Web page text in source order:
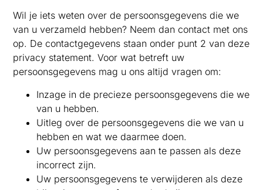
Wil je iets weten over de persoonsgegevens die we
van u verzameld hebben? Neem dan contact met ons
op. De contactgegevens staan onder punt 2 van deze
privacy statement. Voor wat betreft uw
persoonsgegevens mag u ons altijd vragen om:
Inzage in de precieze persoonsgegevens die we
van u hebben.
Uitleg over de persoonsgegevens die we van u
hebben en wat we daarmee doen.
Uw persoonsgegevens aan te passen als deze
incorrect zijn.
Uw persoonsgegevens te verwijderen als deze